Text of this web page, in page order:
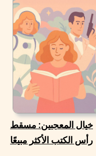
خيال المعجبين: مسقط
رأس الكتب الأكثر مبيعًا